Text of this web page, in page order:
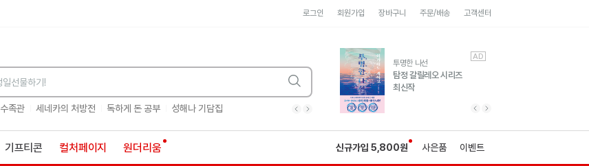
로그인 회원가입 장바구니 주문/배송 고객센터
수족관 세네카의 처방전 독하게 돈 공부 성해나 기담집 히가시노게이고 추모 수족관 독하게 돈 공부
유럽 도시 기행3
풍성한 서사와 인문학적
통찰!
AD
투명한 나선
탐정 갈릴레오 시리즈
최신작
AD
기프티콘 컬처페이지 원더리움 신규가입 5,800원 사은품 이벤트